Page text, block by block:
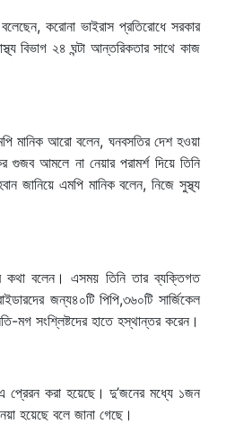
করোনা ভাইরাস প্রতিরোধে সরকার
বিভাগ ২৪ ঘন্টা আন্তরিকতার সাথে কাজ
মানিক আরো বলেন, ঘনবসতির দেশ হওয়া
আমলে না নেয়ার পরামর্শ দিয়ে তিনি
জানিয়ে এমপি মানিক বলেন, নিজে সুস্থ্য
কথা বলেন। এসময় তিনি তার ব্যক্তিগত
জন্য৪০টি পিপি,৩৬০টি সার্জিকেল
মগ সংশ্লিষ্টদের হাতে হস্থান্তর করেন।
প্রেরন করা হয়েছে। দু’জনের মধ্যে ১জন
হয়েছে বলে জানা গেছে।